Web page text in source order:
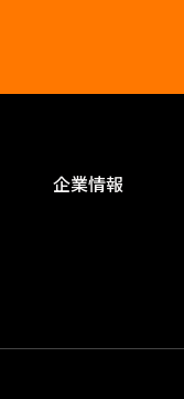
企業情報